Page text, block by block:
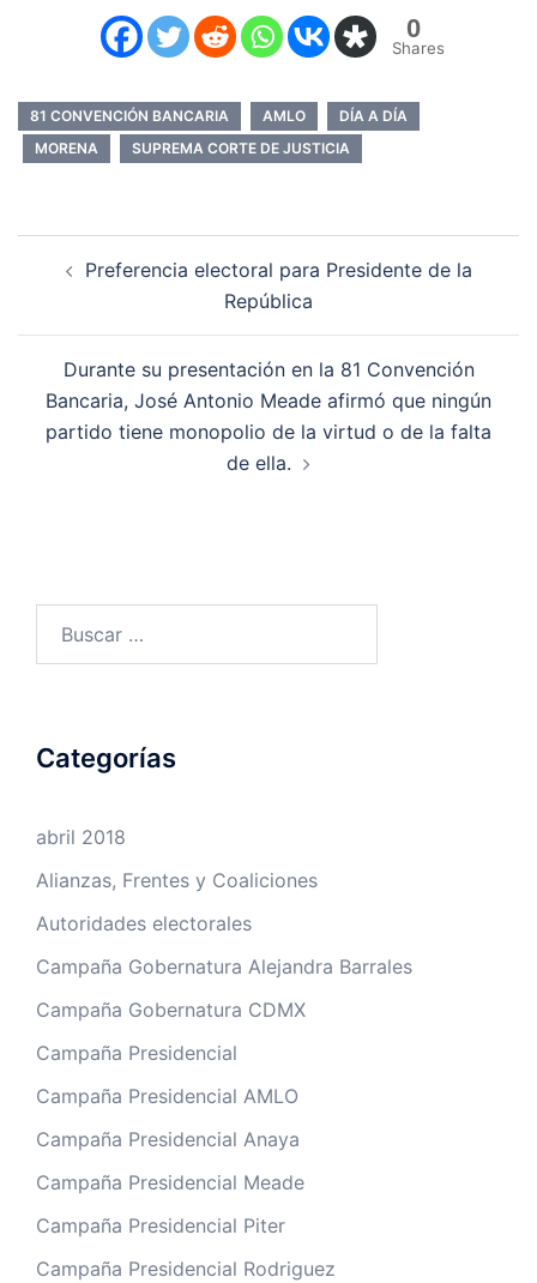
0
Shares
81 CONVENCIÓN BANCARIA AMLO
DÍA A DÍA
MORENA
SUPREMA CORTE DE JUSTICIA
Preferencia electoral para Presidente de la
República
Durante su presentación en la 81 Convención
Bancaria, José Antonio Meade afirmó que ningún
partido tiene monopolio de la virtud o de la falta
de ella.
Categorías
abril 2018
Alianzas, Frentes y Coaliciones
Autoridades electorales
Campaña Gobernatura Alejandra Barrales
Campaña Gobernatura CDMX
Campaña Presidencial
Campaña Presidencial AMLO
Campaña Presidencial Anaya
Campaña Presidencial Meade
Campaña Presidencial Piter
Campaña Presidencial Rodriguez